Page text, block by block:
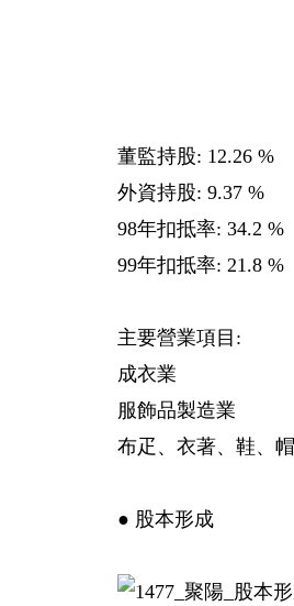
董監持股: 12.26 %
外資持股: 9.37 %
98年扣抵率: 34.2 %
99年扣抵率: 21.8 %
主要營業項目:
成衣業
服飾品製造業
布疋、衣著、鞋、
● 股本形成